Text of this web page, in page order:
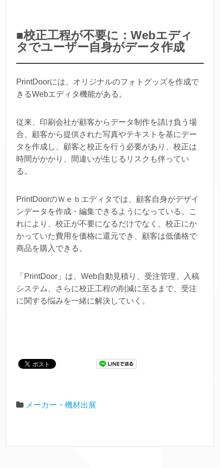
■校正工程が不要に：Webエディ
タでユーザー自身がデータ作成
PrintDoorには、オリジナルのフォトグッズを作成で
きるWebエディタ機能がある。
従来、印刷会社が顧客からデータ制作を請け負う場
合、顧客から提供された写真やテキストを基にデー
タを作成し、顧客と校正を行う必要があり、校正は
時間がかかり、間違いが生じるリスクも伴ってい
る。
PrintDoorのＷｅｂエディタでは、顧客自身がデザイ
ンデータを作成・編集できるようになっている。こ
れにより、校正が不要になるだけでなく、校正にか
かっていた費用を価格に還元でき、顧客は低価格で
商品を購入できる。
「PrintDoor」は、Web自動見積り、受注管理、入稿
システム、さらに校正工程の削減に至るまで、受注
に関する悩みを一緒に解決していく。
メーカー・機材出展